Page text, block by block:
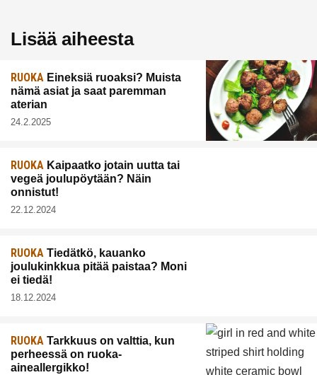
Lisää aiheesta
RUOKA Eineksiä ruoaksi? Muista
nämä asiat ja saat paremman
aterian
24.2.2025
RUOKA Kaipaatko jotain uutta tai
vegeä joulupöytään? Näin
onnistut!
22.12.2024
RUOKA Tiedätkö, kauanko
joulukinkkua pitää paistaa? Moni
ei tiedä!
18.12.2024
RUOKA Tarkkuus on valttia, kun
perheessä on ruoka-
aineallergikko!